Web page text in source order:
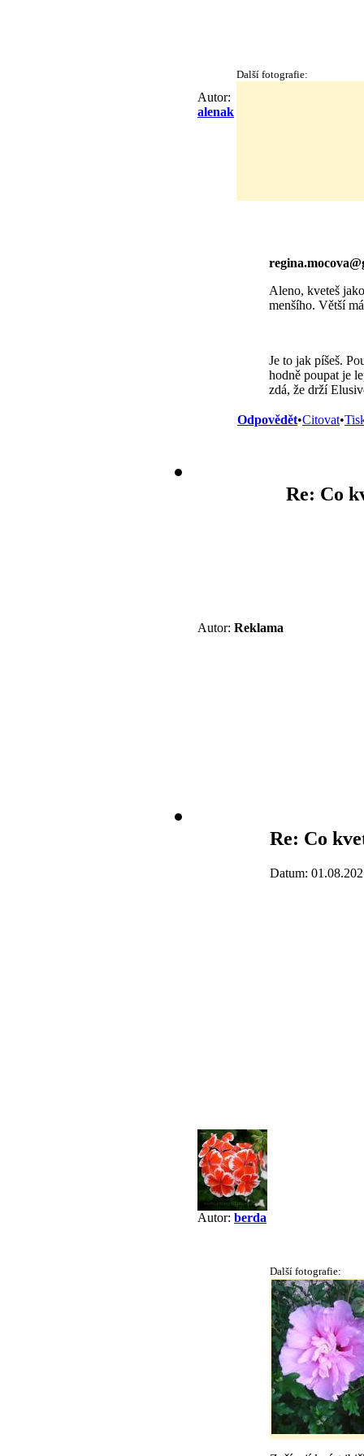
Autor:
alenak
Další fotografie:
Aleno, kveteš
menšího. Větší
Je to jak píšeš.
hodně poupat je
zdá, že drží
Odpovědět•Citovat•
Autor: Reklama
Re: Co
Autor: berda
Re: Co
Datum:
Další fotografie: